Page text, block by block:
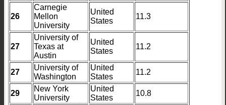
26
Carnegie
Mellon
University
United
States
11.3
27
University of
Texas at
Austin
United
States
11.2
27
University of
Washington
United
States
11.2
29
New York
University
United
States
10.8